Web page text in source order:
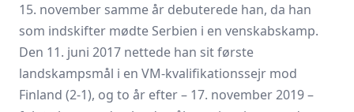
15. november samme år debuterede han, da han
som indskifter mødte Serbien i en venskabskamp.
Den 11. juni 2017 nettede han sit første
landskampsmål i en VM-kvalifikationssejr mod
Finland (2-1), og to år efter – 17. november 2019 –